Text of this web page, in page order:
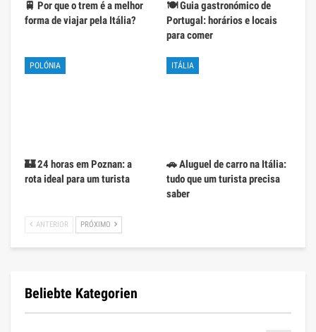
🚆 Por que o trem é a melhor
forma de viajar pela Itália?
🍽️ Guia gastronómico de
Portugal: horários e locais
para comer
POLÓNIA
🏰 24 horas em Poznan: a
rota ideal para um turista
ITÁLIA
🚗 Aluguel de carro na Itália:
tudo que um turista precisa
saber
ANTERIOR PRÓXIMO
Beliebte Kategorien